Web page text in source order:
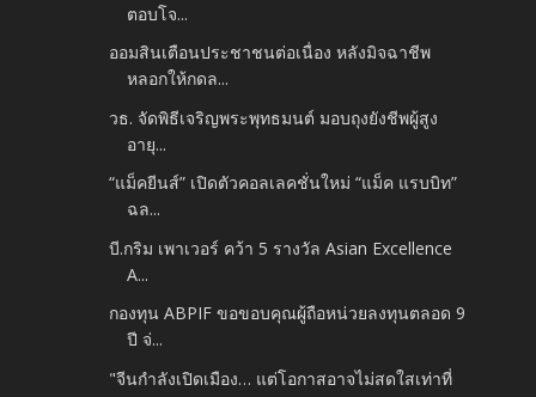
ตอบโจ...
ออมสินเตือนประชาชนต่อเนื่อง หลังมิจฉาชีพ
หลอกให้กดล...
วธ. จัดพิธีเจริญพระพุทธมนต์ มอบถุงยังชีพผู้สูง
อายุ...
“แม็คยีนส์” เปิดตัวคอลเลคชั่นใหม่ “แม็ค แรบบิท”
ฉล...
บี.กริม เพาเวอร์ คว้า 5 รางวัล Asian Excellence
A...
กองทุน ABPIF ขอขอบคุณผู้ถือหน่วยลงทุนตลอด 9
ปี จ่...
"จีนกำลังเปิดเมือง… แต่โอกาสอาจไม่สดใสเท่าที่